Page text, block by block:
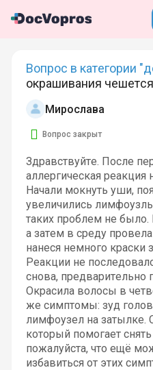
Вопрос в категории
окрашивания
Мирослава
Вопрос закрыт
Здравствуйте. После
аллергическая реакция
Начали мокнуть уши,
увеличились
таких проблем не
а затем в среду
нанеся немного краски
Реакции не
снова, предварительно
Окрасила волосы в
же симптомы: зуд
лимфоузел на затылке.
который помогает
пожалуйста, что ещё
избавиться от этих